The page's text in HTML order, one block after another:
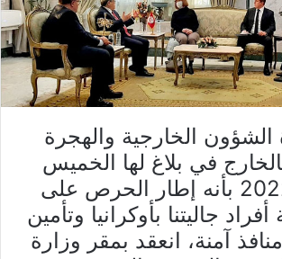
الشؤون الخارجية والهجرة
في بلاغ لها الخميس
24 فيفري 2022 بأنه إطار الحرص على
جاليتنا بأوكرانيا وتأمين
آمنة، انعقد بمقر وزارة